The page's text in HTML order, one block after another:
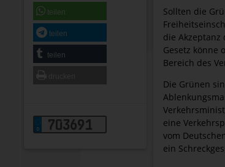
teilen
teilen
teilen
703691
Sollten die
die Akzeptanz
Gesetz könne
Bereich des
Die Grünen
eine
vom
ein